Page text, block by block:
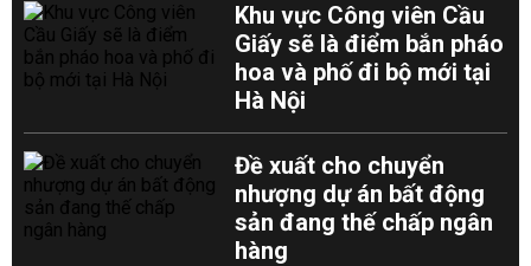
Khu vực Công viên Cầu
Giấy sẽ là điểm bắn pháo
hoa và phố đi bộ mới tại
Hà Nội
Đề xuất cho chuyển
nhượng dự án bất động
sản đang thế chấp ngân
hàng